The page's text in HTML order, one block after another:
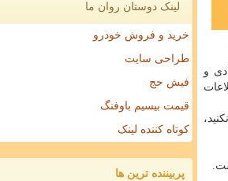
و
لینک دوستان روان ما
خرید و فروش خودرو
طراحی سایت
فیش حج
قیمت بیسیم باوفنگ
کوتاه کننده لینک
پربیننده ترین ها